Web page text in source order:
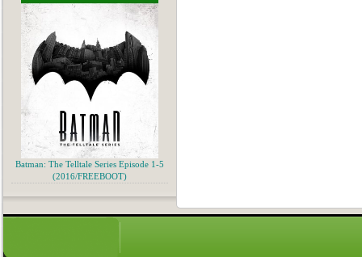
Batman: The Telltale Series Episode 1-5
(2016/FREEBOOT)